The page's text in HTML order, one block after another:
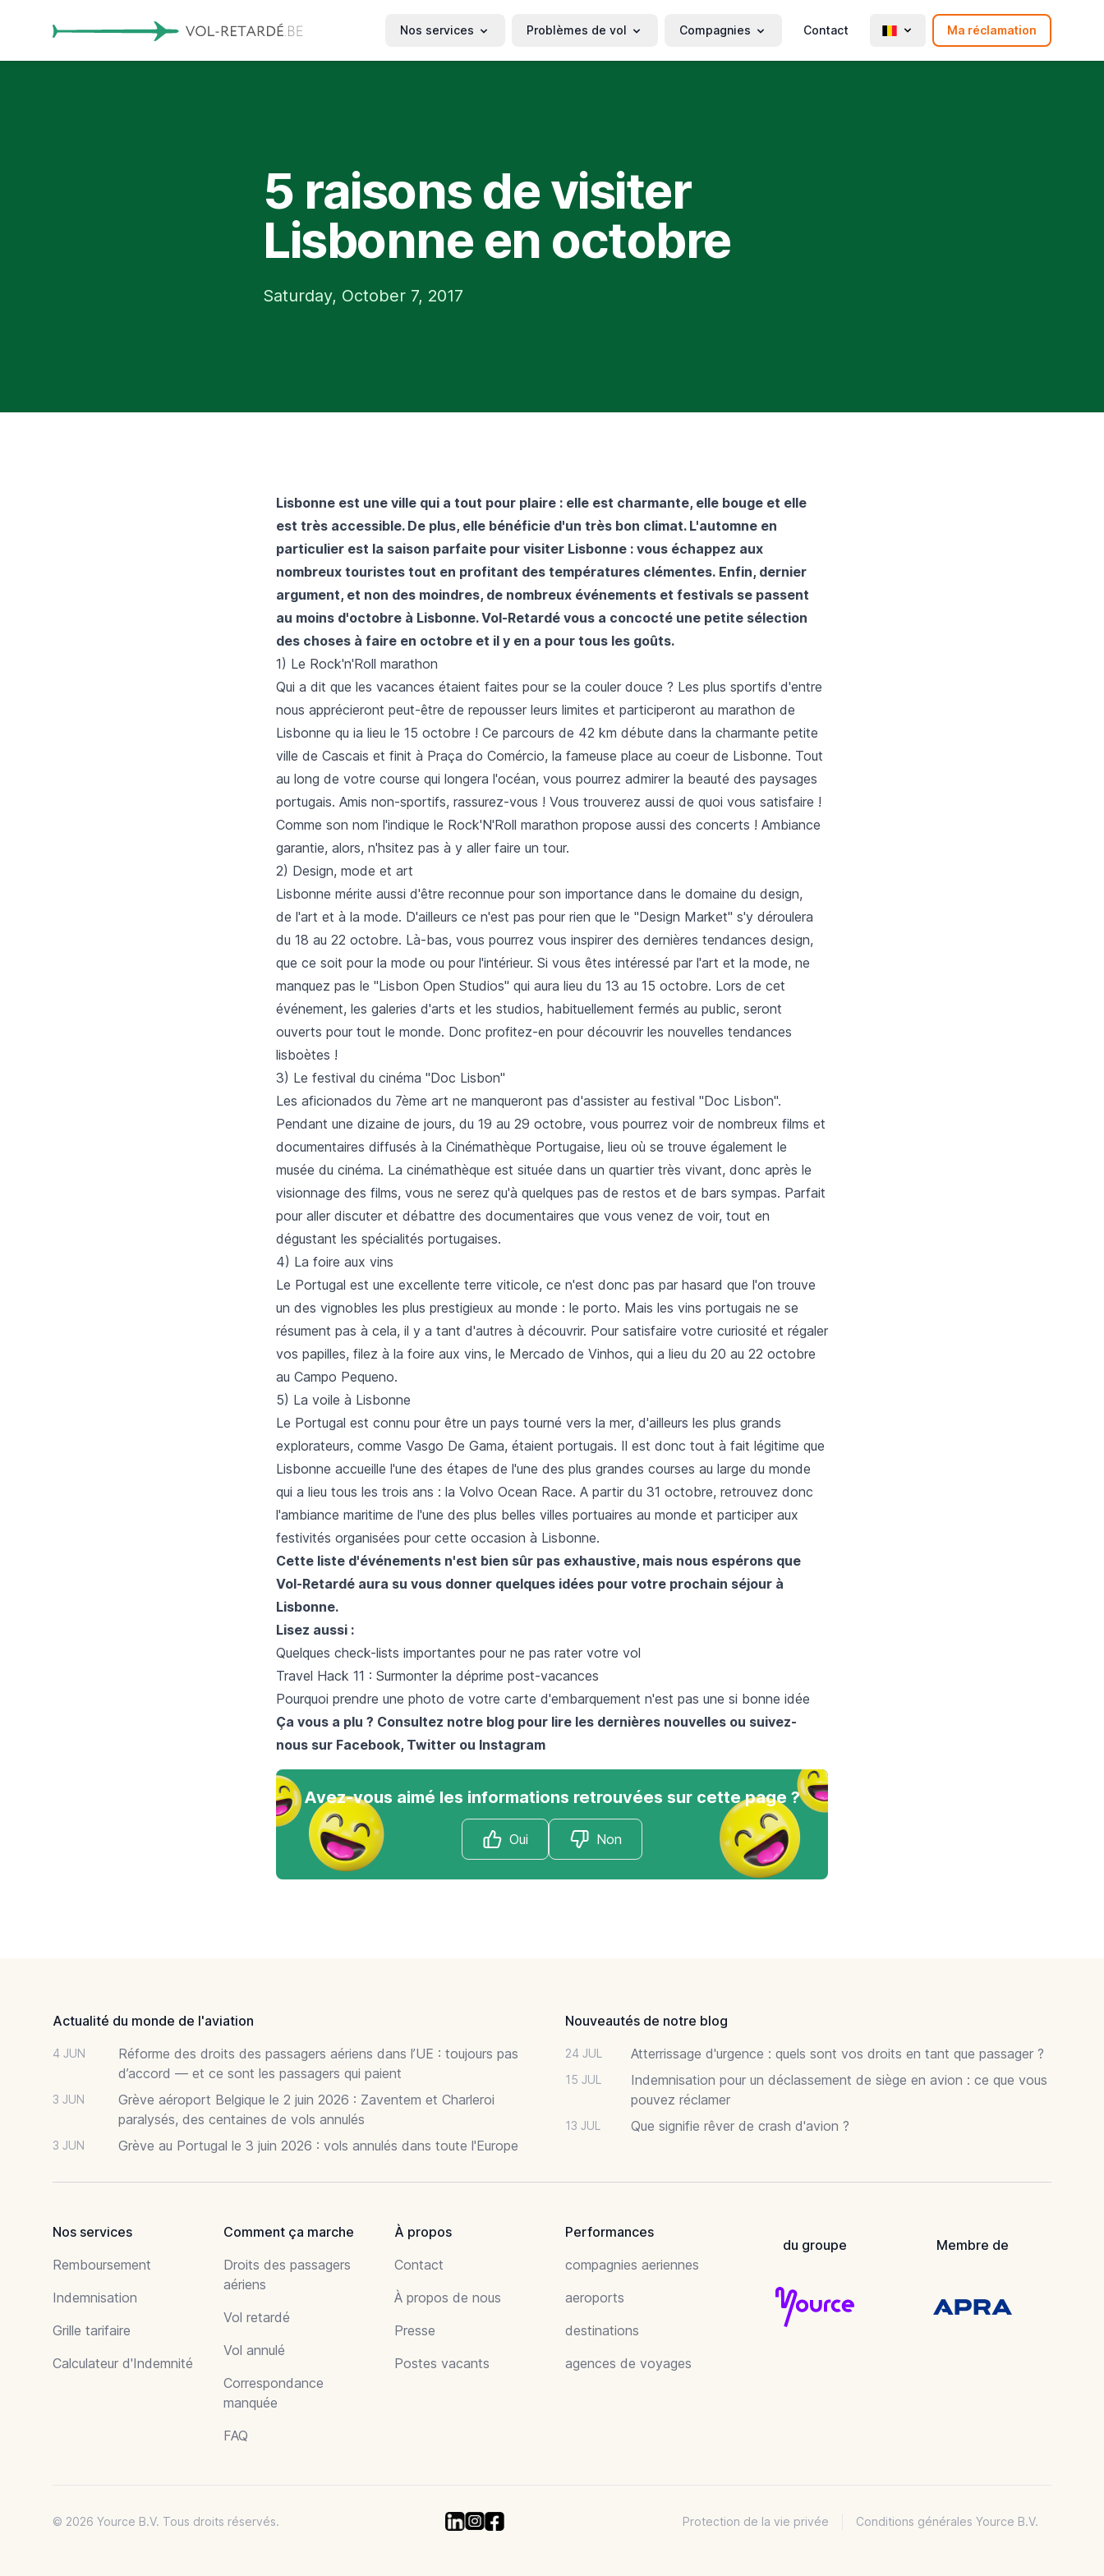
Nos services Problèmes de vol Compagnies Contact Ma réclamation
5 raisons de visiter
Lisbonne en octobre
Saturday, October 7, 2017
Lisbonne est une ville qui a tout pour plaire : elle est charmante, elle bouge et elle
est très accessible. De plus, elle bénéficie d'un très bon climat. L'automne en
particulier est la saison parfaite pour visiter Lisbonne : vous échappez aux
nombreux touristes tout en profitant des températures clémentes. Enfin, dernier
argument, et non des moindres, de nombreux événements et festivals se passent
au moins d'octobre à Lisbonne.Vol-Retardé vous a concocté une petite sélection
des choses à faire en octobre et il y en a pour tous les goûts.
1) Le Rock'n'Roll marathon
Qui a dit que les vacances étaient faites pour se la couler douce ? Les plus sportifs d'entre
nous apprécieront peut-être de repousser leurs limites et participeront au marathon de
Lisbonne qu ia lieu le 15 octobre ! Ce parcours de 42 km débute dans la charmante petite
ville de Cascais et finit à Praça do Comércio, la fameuse place au coeur de Lisbonne. Tout
au long de votre course qui longera l'océan, vous pourrez admirer la beauté des paysages
portugais. Amis non-sportifs, rassurez-vous ! Vous trouverez aussi de quoi vous satisfaire !
Comme son nom l'indique le Rock'N'Roll marathon propose aussi des concerts ! Ambiance
garantie, alors, n'hsitez pas à y aller faire un tour.
2) Design, mode et art
Lisbonne mérite aussi d'être reconnue pour son importance dans le domaine du design,
de l'art et à la mode. D'ailleurs ce n'est pas pour rien que le "Design Market" s'y déroulera
du 18 au 22 octobre. Là-bas, vous pourrez vous inspirer des dernières tendances design,
que ce soit pour la mode ou pour l'intérieur. Si vous êtes intéressé par l'art et la mode, ne
manquez pas le "Lisbon Open Studios" qui aura lieu du 13 au 15 octobre. Lors de cet
événement, les galeries d'arts et les studios, habituellement fermés au public, seront
ouverts pour tout le monde. Donc profitez-en pour découvrir les nouvelles tendances
lisboètes !
3) Le festival du cinéma "Doc Lisbon"
Les aficionados du 7ème art ne manqueront pas d'assister au festival "Doc Lisbon".
Pendant une dizaine de jours, du 19 au 29 octobre, vous pourrez voir de nombreux films et
documentaires diffusés à la Cinémathèque Portugaise, lieu où se trouve également le
musée du cinéma. La cinémathèque est située dans un quartier très vivant, donc après le
visionnage des films, vous ne serez qu'à quelques pas de restos et de bars sympas. Parfait
pour aller discuter et débattre des documentaires que vous venez de voir, tout en
dégustant les spécialités portugaises.
4) La foire aux vins
Le Portugal est une excellente terre viticole, ce n'est donc pas par hasard que l'on trouve
un des vignobles les plus prestigieux au monde : le porto. Mais les vins portugais ne se
résument pas à cela, il y a tant d'autres à découvrir. Pour satisfaire votre curiosité et régaler
vos papilles, filez à la foire aux vins, le Mercado de Vinhos, qui a lieu du 20 au 22 octobre
au Campo Pequeno.
5) La voile à Lisbonne
Le Portugal est connu pour être un pays tourné vers la mer, d'ailleurs les plus grands
explorateurs, comme Vasgo De Gama, étaient portugais. Il est donc tout à fait légitime que
Lisbonne accueille l'une des étapes de l'une des plus grandes courses au large du monde
qui a lieu tous les trois ans : la Volvo Ocean Race. A partir du 31 octobre, retrouvez donc
l'ambiance maritime de l'une des plus belles villes portuaires au monde et participer aux
festivités organisées pour cette occasion à Lisbonne.
Cette liste d'événements n'est bien sûr pas exhaustive, mais nous espérons que
Vol-Retardé aura su vous donner quelques idées pour votre prochain séjour à
Lisbonne.
Lisez aussi :
Quelques check-lists importantes pour ne pas rater votre vol​
Travel Hack 11 : Surmonter la déprime post-vacances
Pourquoi prendre une photo de votre carte d'embarquement n'est pas une si bonne idée
Ça vous a plu ? Consultez notre blog pour lire les dernières nouvelles ou suivez-
nous sur Facebook, Twitter ou Instagram
Avez-vous aimé les informations retrouvées sur cette page ?
Oui Non
Actualité du monde de l'aviation
4 JUN
Réforme des droits des passagers aériens dans l’UE : toujours pas
d’accord — et ce sont les passagers qui paient
3 JUN
Grève aéroport Belgique le 2 juin 2026 : Zaventem et Charleroi
paralysés, des centaines de vols annulés
3 JUN Grève au Portugal le 3 juin 2026 : vols annulés dans toute l'Europe
Nouveautés de notre blog
24 JUL Atterrissage d'urgence : quels sont vos droits en tant que passager ?
15 JUL
Indemnisation pour un déclassement de siège en avion : ce que vous
pouvez réclamer
13 JUL Que signifie rêver de crash d'avion ?
Nos services
Remboursement
Indemnisation
Grille tarifaire
Calculateur d'Indemnité
Comment ça marche
Droits des passagers
aériens
Vol retardé
Vol annulé
Correspondance
manquée
FAQ
À propos
Contact
À propos de nous
Presse
Postes vacants
Performances
compagnies aeriennes
aeroports
destinations
agences de voyages
du groupe Membre de
© 2026 Yource B.V. Tous droits réservés. Protection de la vie privée Conditions générales Yource B.V.